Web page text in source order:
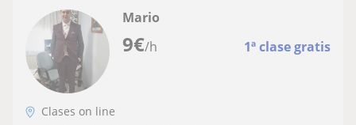
9€/h 1ª clase gratis
Mario
Clases on line